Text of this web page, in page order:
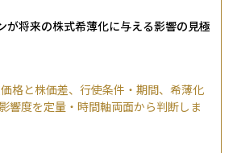
が将来の株式希薄化に与える影響の見極
格と株価差、行使条件・期間、希薄化
響度を定量・時間軸両面から判断しま